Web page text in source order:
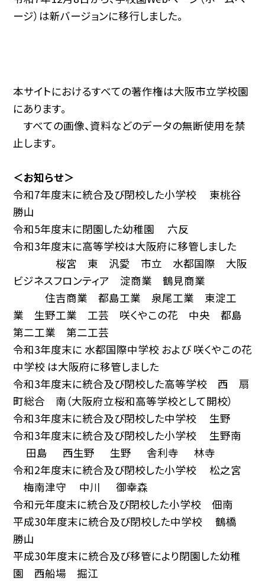
ージ）は新バージョンに移行しました。
本サイトにおけるすべての著作権は大阪市立学校園
にあります。
すべての画像、資料などのデータの無断使用を禁
止します。
＜お知らせ＞
令和7年度末に統合及び閉校した小学校 東桃谷
勝山
令和5年度末に閉園した幼稚園 六反
令和3年度末に高等学校は大阪府に移管しました
桜宮 東 汎愛 市立 水都国際 大阪
ビジネスフロンティア 淀商業 鶴見商業
住吉商業 都島工業 泉尾工業 東淀工
業 生野工業 工芸 咲くやこの花 中央 都島
第二工業 第二工芸
令和3年度末に 水都国際中学校 および 咲くやこの花
中学校 は大阪府に移管しました
令和3年度末に統合及び閉校した高等学校 西 扇
町総合 南（大阪府立桜和高等学校として開校）
令和3年度末に統合及び閉校した中学校 生野
令和3年度末に統合及び閉校した小学校 生野南
田島 西生野 生野 舎利寺 林寺
令和2年度末に統合及び閉校した小学校 松之宮
梅南津守 中川 御幸森
令和元年度末に統合及び閉校した小学校 佃南
平成30年度末に統合及び閉校した中学校 鶴橋
勝山
平成30年度末に統合及び移管により閉園した幼稚
園 西船場 掘江